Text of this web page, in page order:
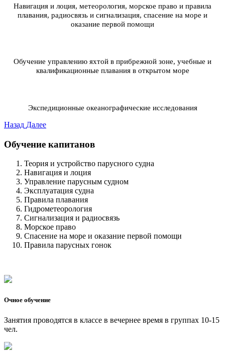
Навигация и лоция, метеорология, морское право и правила
плавания, радиосвязь и сигнализация, спасение на море и
оказание первой помощи
Обучение управлению яхтой в прибрежной зоне, учебные и
квалификационные плавания в открытом море
Экспедиционные океанографические исследования
Назад Далее
Обучение капитанов
Теория и устройство парусного судна
Навигация и лоция
Управление парусным судном
Эксплуатация судна
Правила плавания
Гидрометеорология
Сигнализация и радиосвязь
Морское право
Спасение на море и оказание первой помощи
Правила парусных гонок
Очное обучение
Занятия проводятся в классе в вечернее время в группах 10-15
чел.